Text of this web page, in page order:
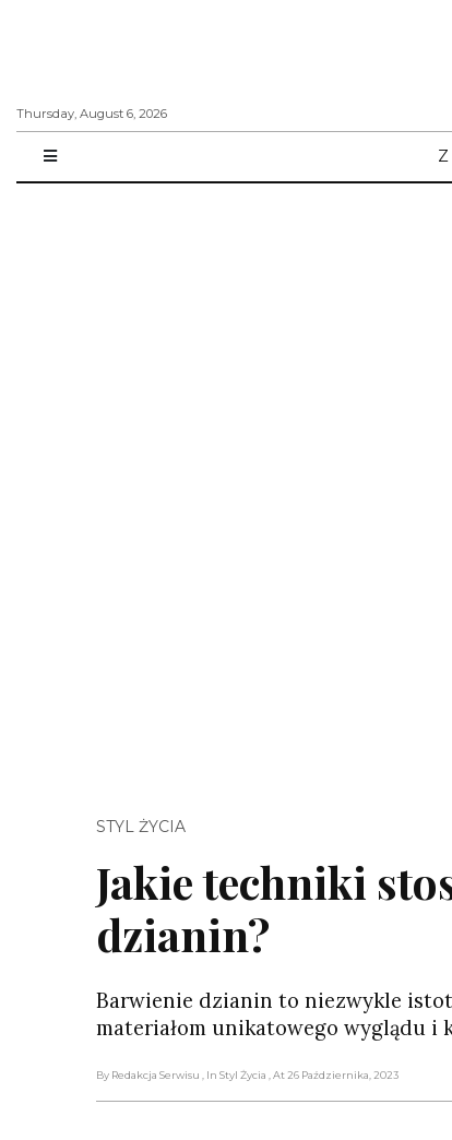
Thursday, August 6, 2026
STYL ŻYCIA
Jakie techniki
dzianin?
Barwienie dzianin to niezwykle
materiałom unikatowego wyglądu i
By Redakcja Serwisu , In Styl Życia , At 26 Października, 2023